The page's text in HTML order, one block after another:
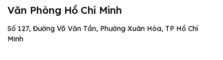
Văn Phòng Hồ Chí Minh
Số 127, Đường Võ Văn Tần, Phường Xuân Hòa, TP Hồ Chí
Minh